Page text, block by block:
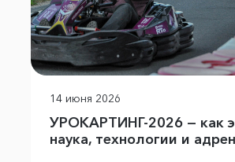
14 июня 2026
УРОКАРТИНГ-2026 — как
наука, технологии и